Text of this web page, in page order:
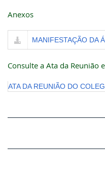
Anexos
MANIFESTAÇÃO DA
Consulte a Ata da Reunião
ATA DA REUNIÃO DO